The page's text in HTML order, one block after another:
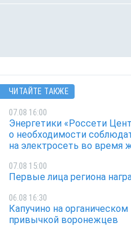
ЧИТАЙТЕ ТАКЖЕ
07.08 16:00
Энергетики «Россети
о необходимости
на электросеть во время
07.08 15:00
Первые лица региона
06.08 16:30
Капучино на
привычкой воронежцев